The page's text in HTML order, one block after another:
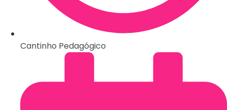
Cantinho Pedagógico